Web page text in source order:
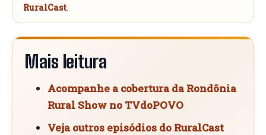
RuralCast
Mais leitura
Acompanhe a cobertura da Rondônia
Rural Show no TVdoPOVO
Veja outros episódios do RuralCast